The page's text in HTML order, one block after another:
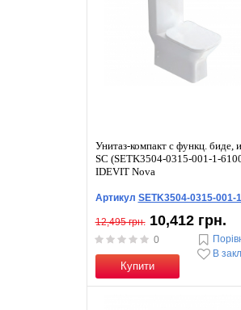
Унитаз-компакт с функц. биде,
SC (SETK3504-0315-001-1-
IDEVIT Nova
Артикул SETK3504-0315-001-
12,495 грн. 10,412 грн.
0
Купити
В